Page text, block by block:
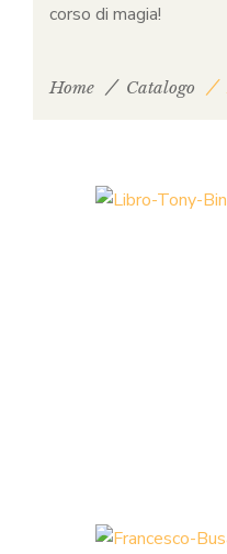
corso di magia!
Home Catalogo